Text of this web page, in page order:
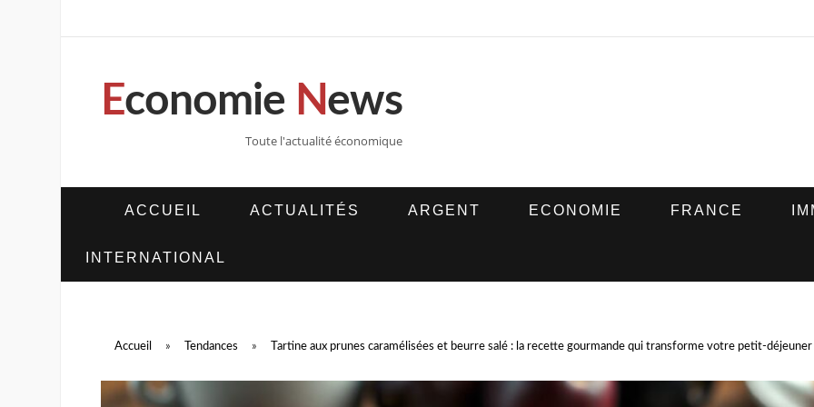
Economie News
Toute l'actualité économique
ACCUEIL ACTUALITÉS ARGENT ECONOMIE FRANCE
INTERNATIONAL
Accueil » Tendances » Tartine aux prunes caramélisées et beurre salé : la recette gourmande qui transforme votre petit-déjeuner